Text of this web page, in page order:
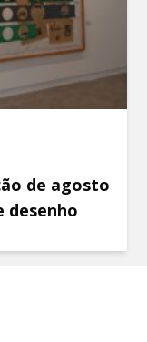
de agosto
desenho